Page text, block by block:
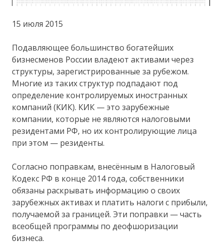
15 июля 2015
Подавляющее большинство богатейших
бизнесменов России владеют активами через
структуры, зарегистрированные за рубежом.
Многие из таких структур подпадают под
определение контролируемых иностранных
компаний (КИК). КИК — это зарубежные
компании, которые не являются налоговыми
резидентами РФ, но их контролирующие лица
при этом — резиденты.
Согласно поправкам, внесённым в Налоговый
Кодекс РФ в конце 2014 года, собственники
обязаны раскрывать информацию о своих
зарубежных активах и платить налоги с прибыли,
получаемой за границей. Эти поправки — часть
всеобщей программы по деофшоризации
бизнеса.